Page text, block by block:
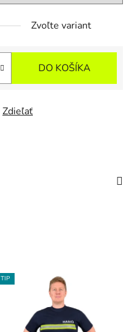
Zvoľte variant
DO KOŠÍKA
Zdieľať
TIP